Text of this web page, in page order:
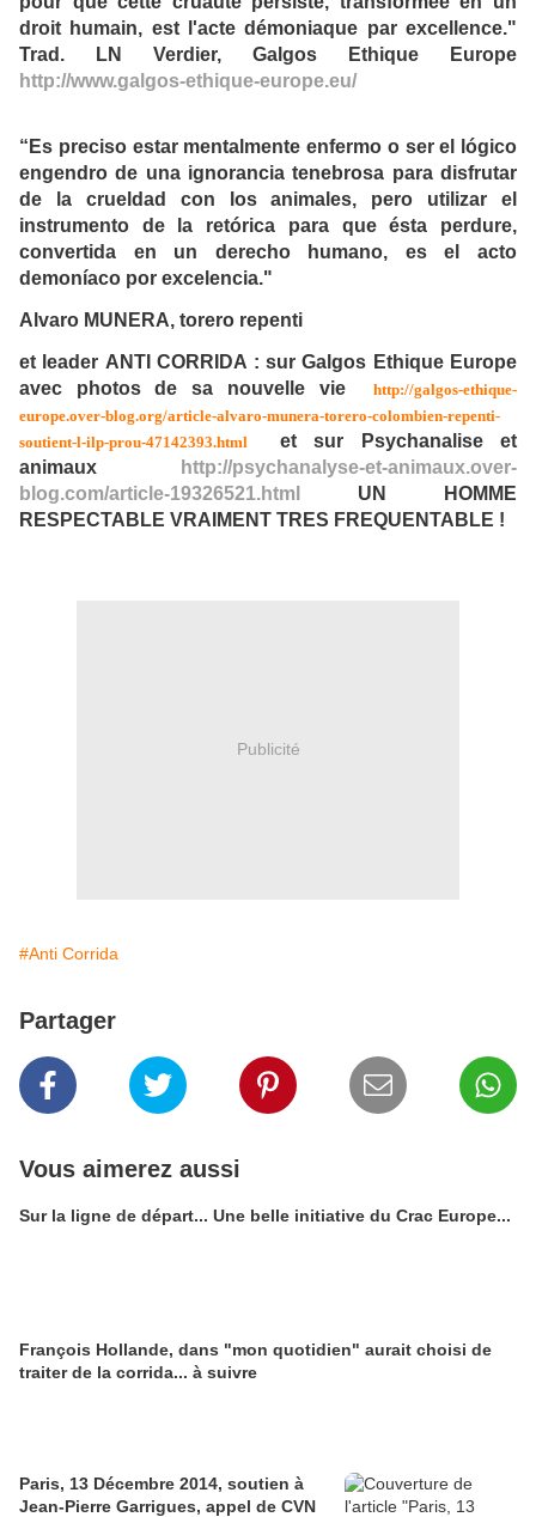
droit humain, est l'acte démoniaque par excellence."
Trad. LN Verdier, Galgos Ethique Europe
http://www.galgos-ethique-europe.eu/
“Es preciso estar mentalmente enfermo o ser el lógico
engendro de una ignorancia tenebrosa para disfrutar
de la crueldad con los animales, pero utilizar el
instrumento de la retórica para que ésta perdure,
convertida en un derecho humano, es el acto
demoníaco por excelencia."
Alvaro MUNERA, torero repenti
et leader ANTI CORRIDA : sur Galgos Ethique Europe
avec photos de sa nouvelle vie http://galgos-ethique-
europe.over-blog.org/article-alvaro-munera-torero-colombien-repenti-
soutient-l-ilp-prou-47142393.html
et sur Psychanalise et
animaux
http://psychanalyse-et-animaux.over-
blog.com/article-19326521.html
UN HOMME
RESPECTABLE VRAIMENT TRES FREQUENTABLE !
Publicité
#Anti Corrida
Partager
Vous aimerez aussi
Sur la ligne de départ... Une belle initiative du Crac Europe...
François Hollande, dans "mon quotidien" aurait choisi de
traiter de la corrida... à suivre
Paris, 13 Décembre 2014, soutien à
Jean-Pierre Garrigues, appel de CVN